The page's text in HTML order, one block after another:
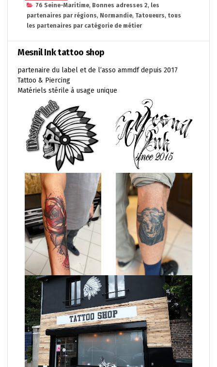
76 Seine-Maritime, Bonnes adresses 2, les
partenaires par régions, Normandie, Tatoueurs, tous
les partenaires par catégorie de métier
Mesnil Ink tattoo shop
partenaire du label et de l’asso ammdf depuis 2017
Tattoo & Piercing
Matériels stérile à usage unique